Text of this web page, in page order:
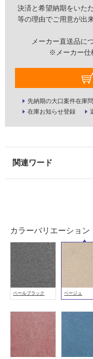
決済と希望納期をいた
等の理由でご用意が出
メーカー直送品に
※メーカー仕
先納期の大口案件在庫
在庫お知らせ登録
カラーバリエーション
ペールブラック ベージュ
適
し
い
る
適
て
い
る
必
要
い
い
屋
内
壁・
屋
外
壁・
浴